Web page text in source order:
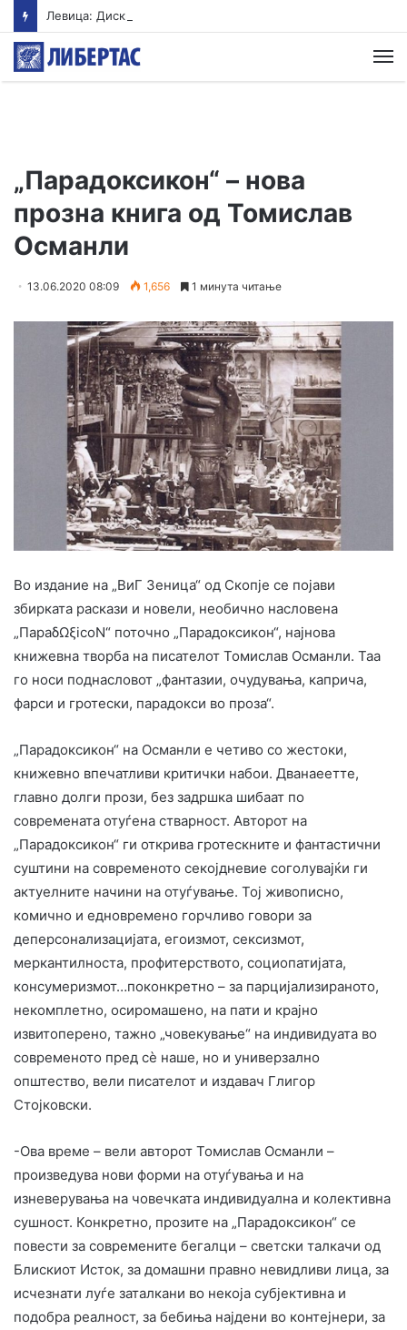
„Парадоксикон“ – нова
прозна книга од Томислав
Османли
13.06.2020 08:09 1,656 1 минута читање
Во издание на „ВиГ Зеница“ од Скопје се појави
збирката раскази и новели, необично насловена
„ПараδΩξicoN“ поточно „Парадоксикон“, најнова
книжевна творба на писателот Томислав Османли. Таа
го носи поднасловот „фантазии, очудувања, каприча,
фарси и гротески, парадокси во проза“.
„Парадоксикон“ на Османли e четиво со жестоки,
книжевно впечатливи критички набои. Дванаеетте,
главно долги прози, без задршка шибаат по
современата отуѓена стварност. Авторот на
„Парадоксикон“ ги открива гротескните и фантастични
суштини на современото секојдневие соголувајќи ги
актуелните начини на отуѓување. Тој живописно,
комично и едновремено горчливо говори за
деперсонализацијата, егоизмот, сексизмот,
меркантилноста, профитерството, социопатијата,
консумеризмот…поконкретно – за парцијализираното,
некомплетно, осиромашено, на пати и крајно
извитоперено, тажно „човекување“ на индивидуата во
современото пред сѐ наше, но и универзално
општество, вели писателот и издавач Глигор
Стојковски.
-Ова време – вели авторот Томислав Османли –
произведува нови форми на отуѓувања и на
изневерувања на човечката индивидуална и колективна
сушност. Конкретно, прозите на „Парадоксикон“ се
повести за современите бегалци – светски талкачи од
Блискиот Исток, за домашни правно невидливи лица, за
исчезнати луѓе заталкани во некоја субјективна и
подобра реалност, за бебиња најдени во контејнери, за